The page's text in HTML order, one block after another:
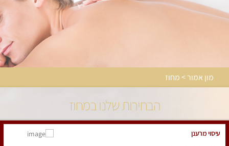
מון אמור > מחוז
הבחירות שלנו במחוז
עיסוי מרענן